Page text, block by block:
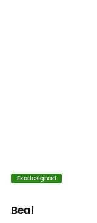
Ekodesignad
Beal